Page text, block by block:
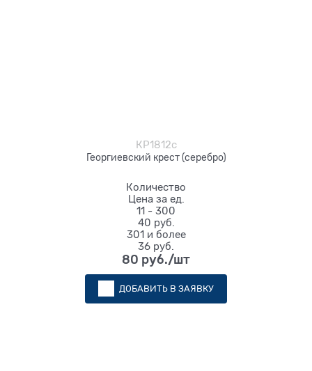
КР1812с
Георгиевский крест (серебро)
Количество
Цена за ед.
11 - 300
40 руб.
301 и более
36 руб.
80 руб./шт
ДОБАВИТЬ В ЗАЯВКУ